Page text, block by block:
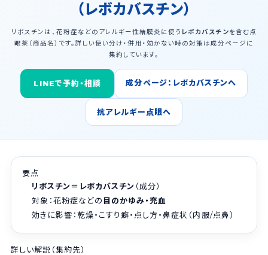
（レボカバスチン）
リボスチンは、花粉症などのアレルギー性結膜炎に使う レボカバスチンを含む点
眼薬（商品名）です。詳しい使い分け・併用・効かない時の対策は成分ページに
集約しています。
LINEで予約・相談 成分ページ：レボカバスチンへ
抗アレルギー点眼へ
要点
リボスチン＝レボカバスチン （成分）
対象：花粉症などの 目のかゆみ・充血
効きに影響：乾燥・こすり癖・点し方・鼻症状（内服/点鼻）
詳しい解説（集約先）